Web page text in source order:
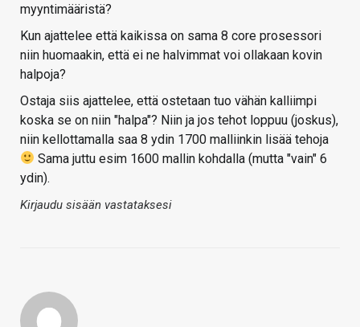
myyntimääristä?
Kun ajattelee että kaikissa on sama 8 core prosessori
niin huomaakin, että ei ne halvimmat voi ollakaan kovin
halpoja?
Ostaja siis ajattelee, että ostetaan tuo vähän kalliimpi
koska se on niin "halpa"? Niin ja jos tehot loppuu (joskus),
niin kellottamalla saa 8 ydin 1700 malliinkin lisää tehoja
Sama juttu esim 1600 mallin kohdalla (mutta "vain" 6
ydin).
Kirjaudu sisään vastataksesi